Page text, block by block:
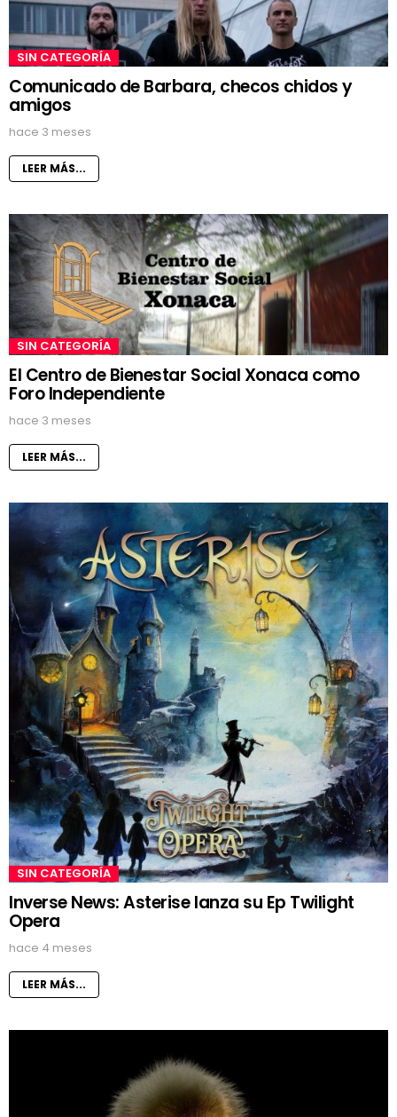
SIN CATEGORÍA
Comunicado de Barbara, checos chidos y
amigos
hace 3 meses
LEER MÁS...
SIN CATEGORÍA
El Centro de Bienestar Social Xonaca como
Foro Independiente
hace 3 meses
LEER MÁS...
SIN CATEGORÍA
Inverse News: Asterise lanza su Ep Twilight
Opera
hace 4 meses
LEER MÁS...